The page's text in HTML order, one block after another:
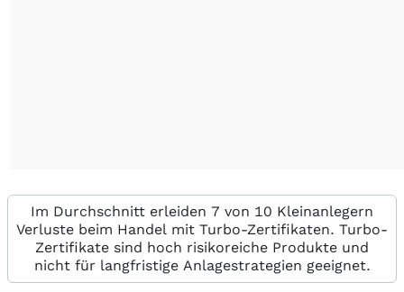
Im Durchschnitt erleiden 7 von 10 Kleinanlegern
Verluste beim Handel mit Turbo-Zertifikaten. Turbo-
Zertifikate sind hoch risikoreiche Produkte und
nicht für langfristige Anlagestrategien geeignet.